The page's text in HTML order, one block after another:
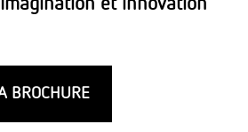
et innovation
BROCHURE